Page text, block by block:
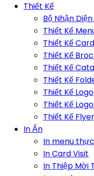
Thiết Kế
Bộ Nhận
Thiết Kế
Thiết Kế
Thiết Kế
Thiết Kế
Thiết Kế
Thiết Kế Logo
Thiết Kế
Thiết Kế
In Ấn
In menu
In Card Visit
In Thiệp Mời